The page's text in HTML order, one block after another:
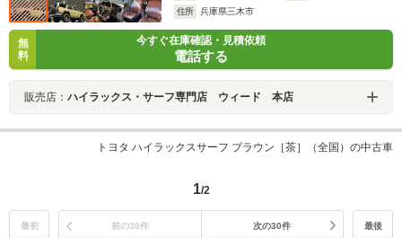
住所
兵庫県三木市
無
料
今すぐ在庫確認・見積依頼
電話する
販売店： ハイラックス・サーフ専門店 ウィード 本店
トヨタ ハイラックスサーフ ブラウン［茶］（全国）の中古車
1/2
最初 前の30件 次の30件 最後